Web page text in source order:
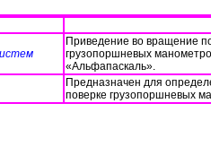
Приведение во вращение
грузопоршневых
«Альфапаскаль».
Предназначен для
поверке грузопоршневых